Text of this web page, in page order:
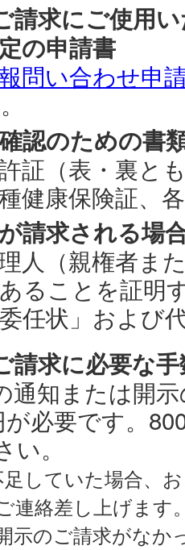
請求にご使用
の申請書
問い合わせ申
認のための書
証（表・裏と
健康保険証、
請求される場
人（親権者ま
ることを証明
任状」および
請求に必要な
通知または開
が必要です。
。
していた場合、
連絡差し上げます
示のご請求がな